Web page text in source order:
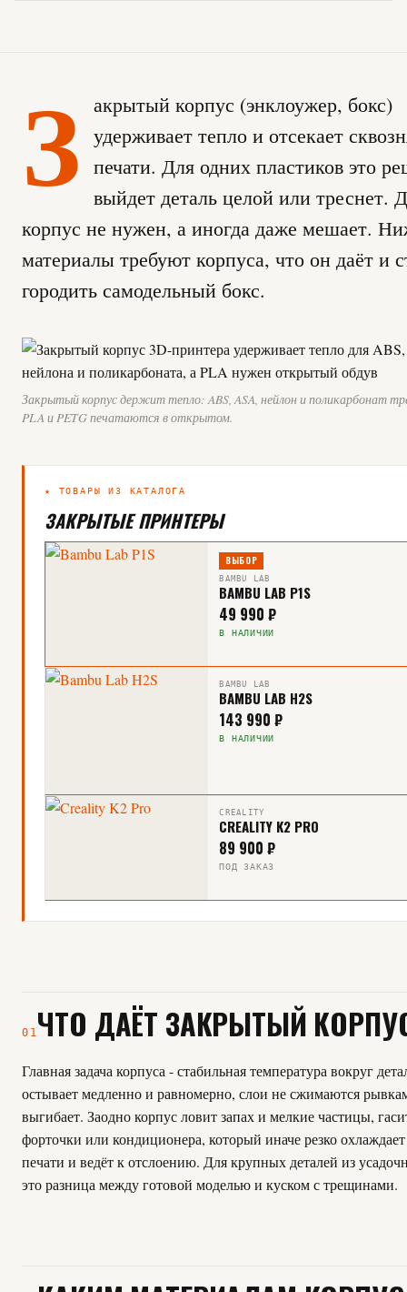
З акрытый корпус (энклоужер, бокс)
удерживает тепло и отсекает
печати. Для одних пластиков это
выйдет деталь целой или треснет.
корпус не нужен, а иногда даже мешает.
материалы требуют корпуса, что он даёт и
городить самодельный бокс.
Закрытый корпус держит тепло: ABS, ASA, нейлон и поликарбонат
PLA и PETG печатаются в открытом.
★ ТОВАРЫ ИЗ КАТАЛОГА
ЗАКРЫТЫЕ ПРИНТЕРЫ
ВЫБОР
BAMBU LAB
BAMBU LAB P1S
49 990 ₽
В НАЛИЧИИ
BAMBU LAB
BAMBU LAB H2S
143 990 ₽
В НАЛИЧИИ
CREALITY
CREALITY K2 PRO
89 900 ₽
ПОД ЗАКАЗ
01 ЧТО ДАЁТ ЗАКРЫТЫЙ
Главная задача корпуса - стабильная температура вокруг
остывает медленно и равномерно, слои не сжимаются
выгибает. Заодно корпус ловит запах и мелкие частицы,
форточки или кондиционера, который иначе резко
печати и ведёт к отслоению. Для крупных деталей из
это разница между готовой моделью и куском с трещинами.